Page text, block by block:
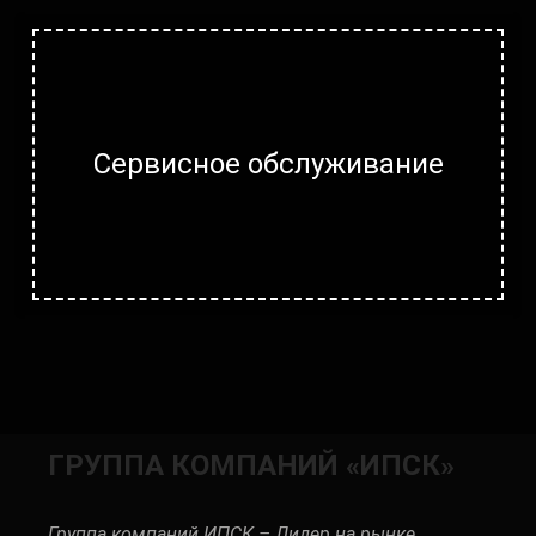
Сервисное обслуживание
ГРУППА КОМПАНИЙ «ИПСК»